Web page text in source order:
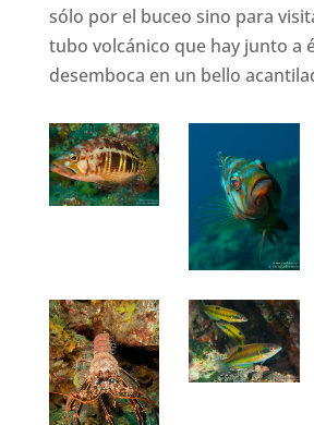
sólo por el buceo sino para
tubo volcánico que hay junto a
desemboca en un bello